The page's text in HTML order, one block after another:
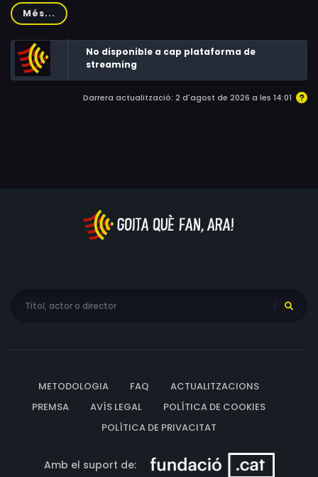
orgasmes a la clientela. Per la ciutat on treballa, la
monstruosa Chicago, hi campa un assassí en sèrie que
involucra Liam en una conspiració esfereïdora, sexi i
aterridora a parts iguals.
Més...
No disponible a cap plataforma de
streaming
Darrera actualització: 2 d'agost de 2026 a les 14:01
METODOLOGIA FAQ
ACTUALITZACIONS
PREMSA
AVÍS LEGAL
POLÍTICA DE COOKIES
POLÍTICA DE PRIVACITAT
Amb el suport de: